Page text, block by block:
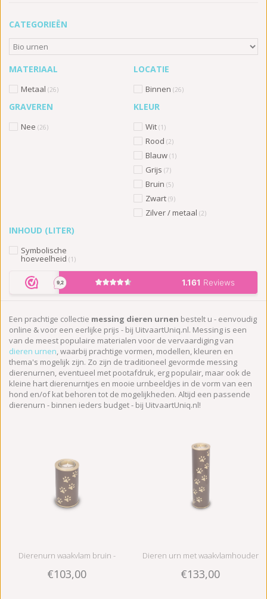
CATEGORIEËN
MATERIAAL
Metaal (26)
LOCATIE
Binnen (26)
GRAVEREN
Nee (26)
KLEUR
Wit (1)
Rood (2)
Blauw (1)
Grijs (7)
Bruin (5)
Zwart (9)
Zilver / metaal (2)
INHOUD (LITER)
Symbolische
hoeveelheid (1)
Een prachtige collectie messing dieren urnen bestelt u - eenvoudig
online & voor een eerlijke prijs - bij UitvaartUniq.nl. Messing is een
van de meest populaire materialen voor de vervaardiging van
dieren urnen, waarbij prachtige vormen, modellen, kleuren en
thema's mogelijk zijn. Zo zijn de traditioneel gevormde messing
dierenurnen, eventueel met pootafdruk, erg populair, maar ook de
kleine hart dierenurntjes en mooie urnbeeldjes in de vorm van een
hond en/of kat behoren tot de mogelijkheden. Altijd een passende
dierenurn - binnen ieders budget - bij UitvaartUniq.nl!
Dierenurn waakvlam bruin -
messing
€103,00
Dieren urn met waakvlamhouder
bruin large - messing
€133,00